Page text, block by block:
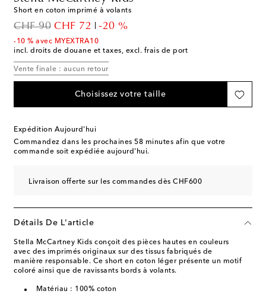
Short en coton imprimé à volants
CHF 90
original price
CHF 72
discount price
-20 %
-10 % avec MYEXTRA10
incl. droits de douane et taxes, excl. frais de port
Vente finale : aucun retour
Choisissez votre taille
Expédition Aujourd'hui
Commandez dans les prochaines 58 minutes afin que votre
commande soit expédiée aujourd'hui.
Livraison offerte sur les commandes dès CHF600
Détails De L'article
Stella McCartney Kids conçoit des pièces hautes en couleurs
avec des imprimés originaux sur des tissus fabriqués de
manière responsable. Ce short en coton léger présente un motif
coloré ainsi que de ravissants bords à volants.
Matériau : 100% coton